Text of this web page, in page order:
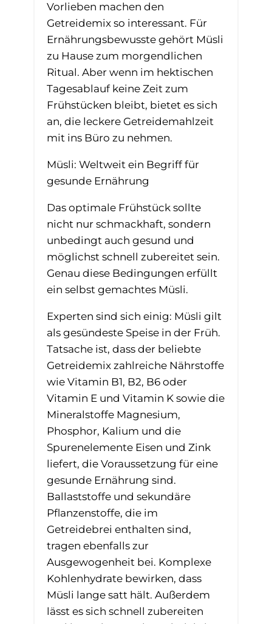
Vorlieben machen den
Getreidemix so interessant. Für
Ernährungsbewusste gehört Müsli
zu Hause zum morgendlichen
Ritual. Aber wenn im hektischen
Tagesablauf keine Zeit zum
Frühstücken bleibt, bietet es sich
an, die leckere Getreidemahlzeit
mit ins Büro zu nehmen.
Müsli: Weltweit ein Begriff für
gesunde Ernährung
Das optimale Frühstück sollte
nicht nur schmackhaft, sondern
unbedingt auch gesund und
möglichst schnell zubereitet sein.
Genau diese Bedingungen erfüllt
ein selbst gemachtes Müsli.
Experten sind sich einig: Müsli gilt
als gesündeste Speise in der Früh.
Tatsache ist, dass der beliebte
Getreidemix zahlreiche Nährstoffe
wie Vitamin B1, B2, B6 oder
Vitamin E und Vitamin K sowie die
Mineralstoffe Magnesium,
Phosphor, Kalium und die
Spurenelemente Eisen und Zink
liefert, die Voraussetzung für eine
gesunde Ernährung sind.
Ballaststoffe und sekundäre
Pflanzenstoffe, die im
Getreidebrei enthalten sind,
tragen ebenfalls zur
Ausgewogenheit bei. Komplexe
Kohlenhydrate bewirken, dass
Müsli lange satt hält. Außerdem
lässt es sich schnell zubereiten